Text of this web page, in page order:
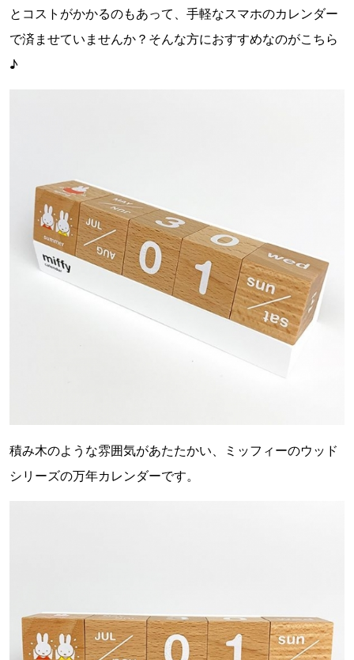
とコストがかかるのもあって、手軽なスマホのカレンダー
で済ませていませんか？そんな方におすすめなのがこちら
♪
積み木のような雰囲気があたたかい、ミッフィーのウッド
シリーズの万年カレンダーです。